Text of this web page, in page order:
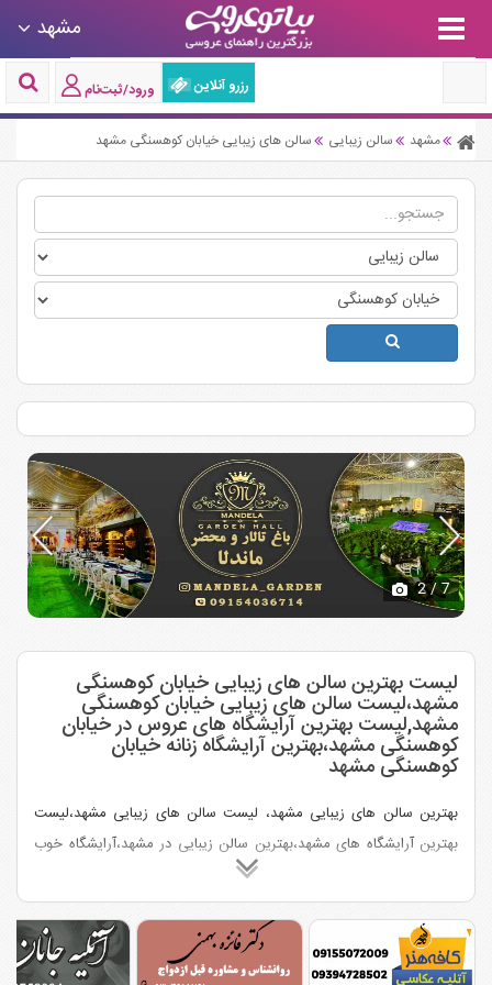
مشهد
رزرو آنلاین ورود/ثبت‌نام
مشهد سالن زیبایی سالن های زیبایی خیابان کوهسنگی مشهد
3/ 7
لیست بهترین سالن های زیبایی خیابان کوهسنگی
مشهد،لیست سالن های زیبایی خیابان کوهسنگی
مشهد,لیست بهترین آرایشگاه های عروس در خیابان
کوهسنگی مشهد،بهترین آرایشگاه زنانه خیابان
کوهسنگی مشهد
بهترین سالن های زیبایی مشهد، لیست سالن های زیبایی مشهد،لیست
بهترین آرایشگاه های مشهد،بهترین سالن زیبایی در مشهد،آرایشگاه خوب
در مشهد،بهترین آرایشگاه عروس در مشهد،لیست آرایشگاه های زنانه
مشهد، سالن زیبایی معروف در مشهد،میکاپ آرتیست در مشهد